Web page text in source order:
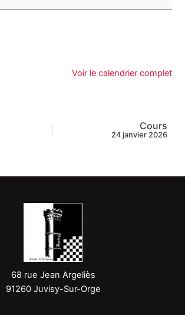
Voir le calendrier complet
Cours
24 janvier 2026
68 rue Jean Argeliès
91260 Juvisy-Sur-Orge